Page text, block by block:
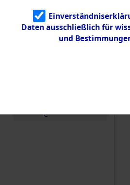
Identifizierun
g
5.3.3
Todesmärsch
e
Daten ausschließlich für
und